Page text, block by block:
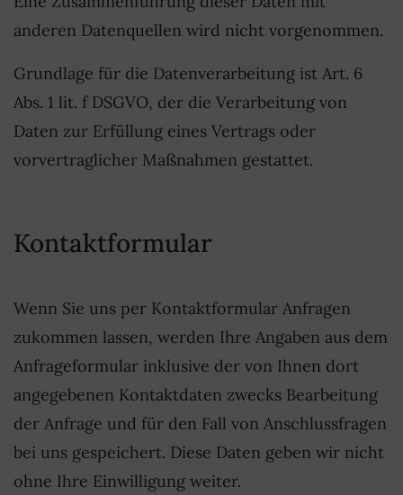
anderen Datenquellen wird nicht vorgenommen.
Grundlage für die Datenverarbeitung ist Art. 6
Abs. 1 lit. f DSGVO, der die Verarbeitung von
Daten zur Erfüllung eines Vertrags oder
vorvertraglicher Maßnahmen gestattet.
Kontaktformular
Wenn Sie uns per Kontaktformular Anfragen
zukommen lassen, werden Ihre Angaben aus dem
Anfrageformular inklusive der von Ihnen dort
angegebenen Kontaktdaten zwecks Bearbeitung
der Anfrage und für den Fall von Anschlussfragen
bei uns gespeichert. Diese Daten geben wir nicht
ohne Ihre Einwilligung weiter.